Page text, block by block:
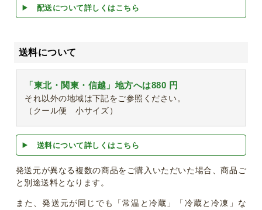
配送について詳しくはこちら
送料について
「東北・関東・信越」地方へは880 円
それ以外の地域は下記をご参照ください。
（クール便 小サイズ）
送料について詳しくはこちら
発送元が異なる複数の商品をご購入いただいた場合、商品ご
と別途送料となります。
また、発送元が同じでも「常温と冷蔵」「冷蔵と冷凍」な